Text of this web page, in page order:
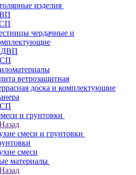
изделия
чердачные и
ветрозащитная
доска и комплектующие
и грунтовки
смеси и грунтовки
смеси
материалы